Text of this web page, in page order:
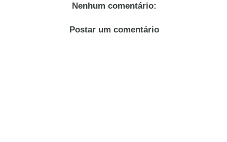
Nenhum comentário:
Postar um comentário